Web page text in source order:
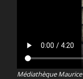
Médiathèque